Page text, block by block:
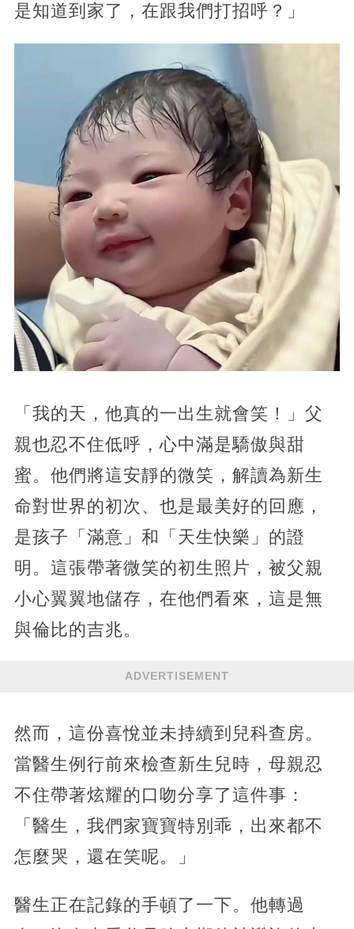
是知道到家了，在跟我們打招呼？」
「我的天，他真的一出生就會笑！」父
親也忍不住低呼，心中滿是驕傲與甜
蜜。他們將這安靜的微笑，解讀為新生
命對世界的初次、也是最美好的回應，
是孩子「滿意」和「天生快樂」的證
明。這張帶著微笑的初生照片，被父親
小心翼翼地儲存，在他們看來，這是無
與倫比的吉兆。
ADVERTISEMENT
然而，這份喜悅並未持續到兒科查房。
當醫生例行前來檢查新生兒時，母親忍
不住帶著炫耀的口吻分享了這件事：
「醫生，我們家寶寶特別乖，出來都不
怎麼哭，還在笑呢。」
醫生正在記錄的手頓了一下。他轉過